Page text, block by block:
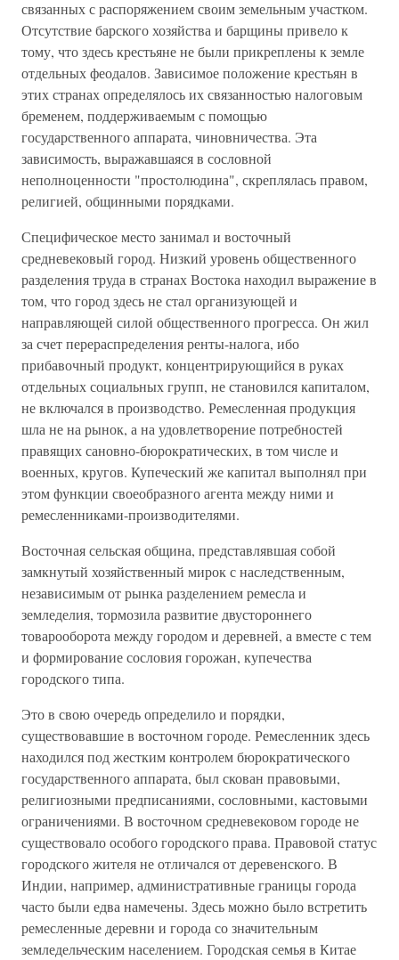
связанных с распоряжением своим земельным участком.
Отсутствие барского хозяйства и барщины привело к
тому, что здесь крестьяне не были прикреплены к земле
отдельных феодалов. Зависимое положение крестьян в
этих странах определялось их связанностью налоговым
бременем, поддерживаемым с помощью
государственного аппарата, чиновничества. Эта
зависимость, выражавшаяся в сословной
неполноценности "простолюдина", скреплялась правом,
религией, общинными порядками.
Специфическое место занимал и восточный
средневековый город. Низкий уровень общественного
разделения труда в странах Востока находил выражение в
том, что город здесь не стал организующей и
направляющей силой общественного прогресса. Он жил
за счет перераспределения ренты-налога, ибо
прибавочный продукт, концентрирующийся в руках
отдельных социальных групп, не становился капиталом,
не включался в производство. Ремесленная продукция
шла не на рынок, а на удовлетворение потребностей
правящих сановно-бюрократических, в том числе и
военных, кругов. Купеческий же капитал выполнял при
этом функции своеобразного агента между ними и
ремесленниками-производителями.
Восточная сельская община, представлявшая собой
замкнутый хозяйственный мирок с наследственным,
независимым от рынка разделением ремесла и
земледелия, тормозила развитие двустороннего
товарооборота между городом и деревней, а вместе с тем
и формирование сословия горожан, купечества
городского типа.
Это в свою очередь определило и порядки,
существовавшие в восточном городе. Ремесленник здесь
находился под жестким контролем бюрократического
государственного аппарата, был скован правовыми,
религиозными предписаниями, сословными, кастовыми
ограничениями. В восточном средневековом городе не
существовало особого городского права. Правовой статус
городского жителя не отличался от деревенского. В
Индии, например, административные границы города
часто были едва намечены. Здесь можно было встретить
ремесленные деревни и города со значительным
земледельческим населением. Городская семья в Китае